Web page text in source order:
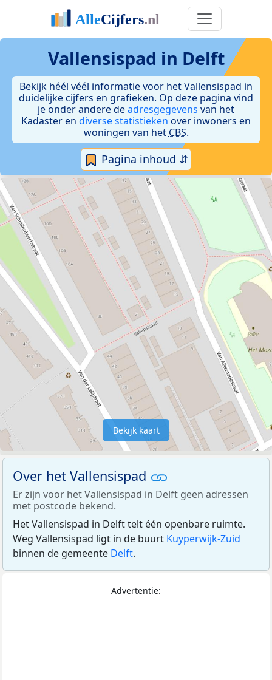
Vallensispad in Delft
Bekijk héél véél informatie voor het Vallensispad in
duidelijke cijfers en grafieken. Op deze pagina vind
je onder andere deadresgegevens van het
Kadaster en diverse statistieken over inwoners en
woningen van het CBS.
Pagina inhoud ⇵
Bekijk kaart
Over het Vallensispad
Er zijn voor het Vallensispad in Delft geen adressen
met postcode bekend.
Het Vallensispad in Delft telt één openbare ruimte.
Weg Vallensispad ligt in de buurt Kuyperwijk-Zuid
binnen de gemeente Delft.
Advertentie: